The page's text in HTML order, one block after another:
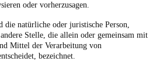
oder vorherzusagen.
natürliche oder juristische Person,
Stelle, die allein oder gemeinsam mit
Mittel der Verarbeitung von
bezeichnet.